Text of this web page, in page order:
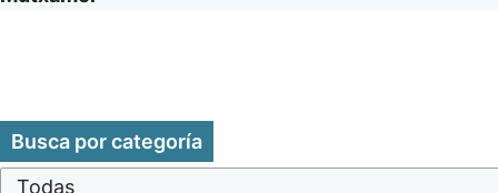
Busca por categoría